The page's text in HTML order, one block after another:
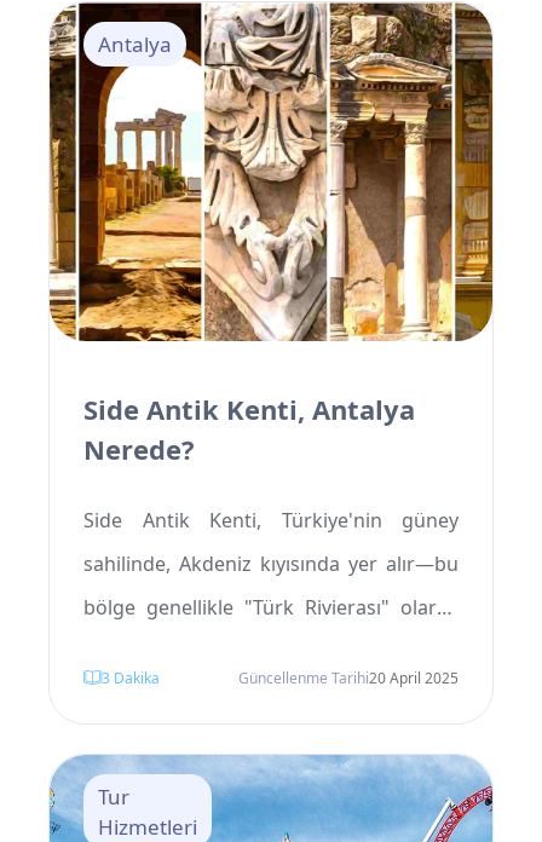
bazlı bir içecek), şalgam (fermente turp
suyu) ve çeşitli geleneksel meyve ile bitki
şurupları gibi doğal ve lezzetli içecekler
öne çıkar. Bu içecekler yalnızca ferahlatıcı
olmakla kalmaz, aynı zamanda sağlık
açısından da birçok faydasıyla bilinir.
Side Antik Kenti, Antalya
Nerede?
Side Antik Kenti, Türkiye'nin güney
sahilinde, Akdeniz kıyısında yer alır—bu
bölge genellikle "Türk Rivierası" olarak
sıklıkla "açık hava müzesi" veya "antik
antik yerleşim, Antalya ve Alanya
şehirleri arasında, küçük bir yarımada
Antalya
3 Dakika Güncellenme Tarihi20 April 2025
Tur
Hizmetleri